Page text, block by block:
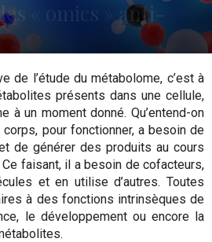
« omics » anti-
de l’étude du métabolome, c’est à
présents dans une cellule,
à un moment donné. Qu’entend-on
pour fonctionner, a besoin de
de générer des produits au cours
faisant, il a besoin de cofacteurs,
et en utilise d’autres. Toutes
à des fonctions intrinsèques de
le développement ou encore la